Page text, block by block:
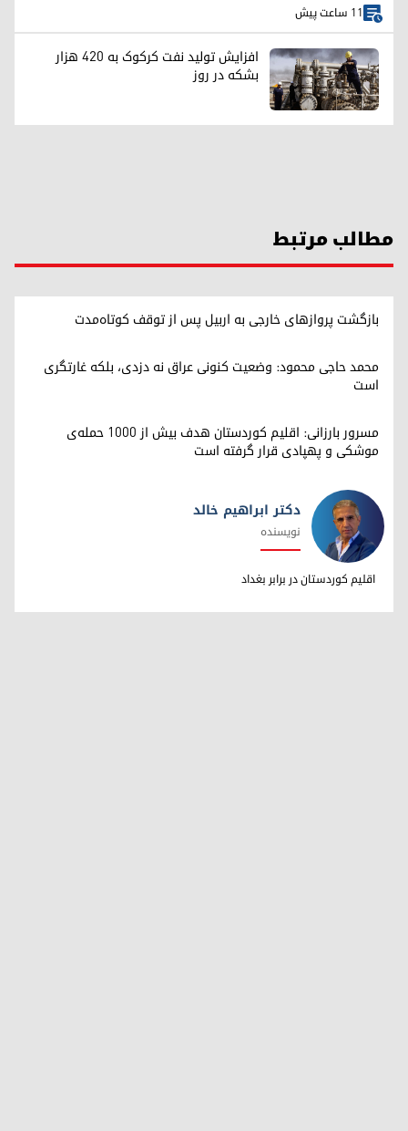
11 ساعت پیش
افزایش تولید نفت کرکوک به ۴۲۰ هزار
بشکه در روز
مطالب مرتبط
بازگشت پروازهای خارجی به اربیل پس از توقف کوتاه‌مدت
محمد حاجی محمود: وضعیت کنونی عراق نه دزدی، بلکه غارتگری
است
مسرور بارزانی: اقلیم کوردستان هدف بیش از ۱۰۰۰ حمله‌ی
موشکی و پهپادی قرار گرفته است
دکتر ابراهیم خالد
دکتر ابراهیم خالد
نویسنده
اقلیم کوردستان در برابر بغداد